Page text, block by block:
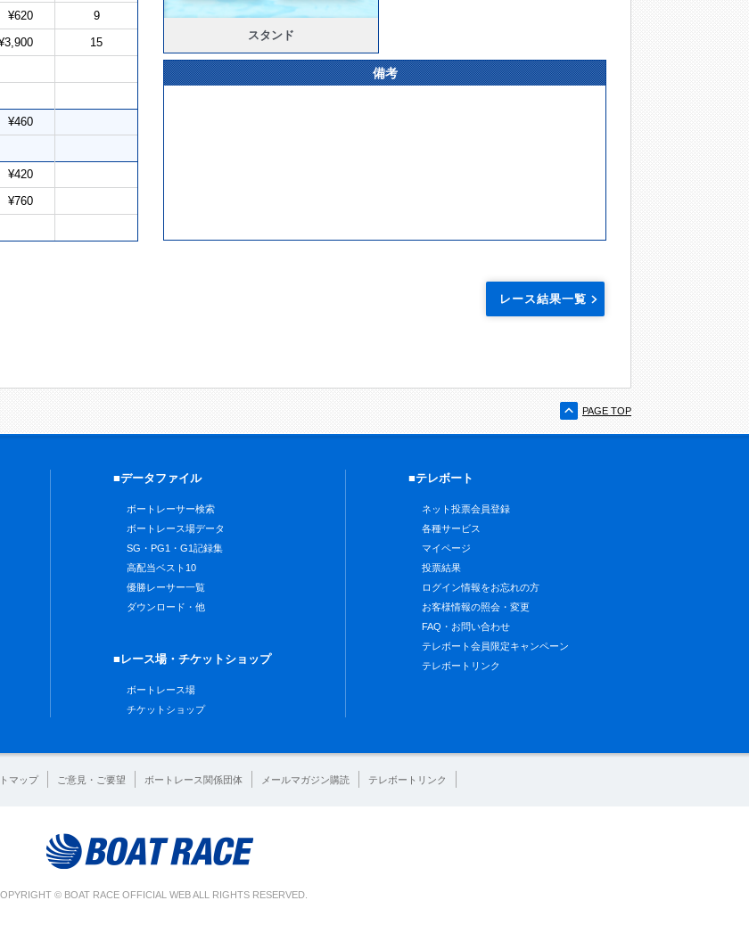
¥620 9
15
¥460
¥420
¥760
スタンド
備考
レース結果一覧
PAGE TOP
■データファイル
ボートレーサー検索
ボートレース場データ
SG・PG1・G1記録集
高配当ベスト10
優勝レーサー一覧
ダウンロード・他
■レース場・チケットショップ
ボートレース場
チケットショップ
■テレボート
ネット投票会員登録
各種サービス
マイページ
投票結果
ログイン情報をお忘れの方
お客様情報の照会・変更
FAQ・お問い合わせ
テレボート会員限定キャンペーン
テレボートリンク
マップ ご意見・ご要望 ボートレース関係団体 メールマガジン購読 テレボートリンク
© BOAT RACE OFFICIAL WEB ALL RIGHTS RESERVED.